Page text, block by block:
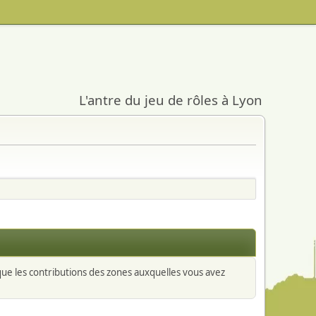
L'antre du jeu de rôles à Lyon
les contributions des zones auxquelles vous avez